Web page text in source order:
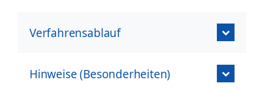
Verfahrensablauf
Hinweise (Besonderheiten)